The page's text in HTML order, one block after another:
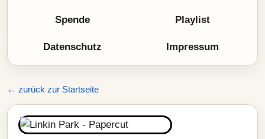
Spende Playlist
Datenschutz Impressum
← zurück zur Startseite